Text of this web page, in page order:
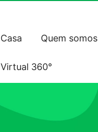
Casa Quem somos
Virtual 360°